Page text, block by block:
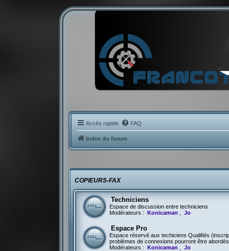
Accès rapide FAQ
Index du forum
COPIEURS-FAX
Techniciens
Espace de discussion entre techniciens
Modérateurs :
Konicaman Jo
Espace Pro
Espace réservé aux techiciens Qualifiés
problèmes de connexions pourront être
Modérateurs :
Konicaman Jo